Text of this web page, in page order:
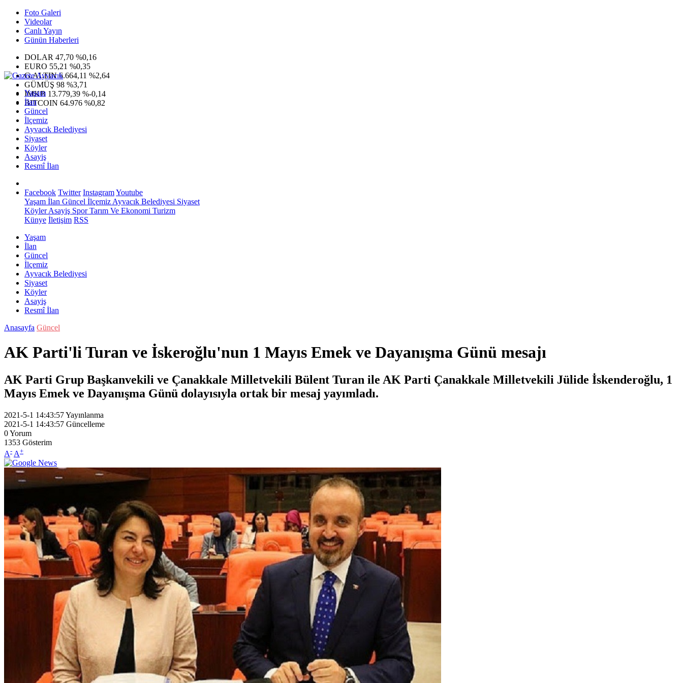
Foto Galeri
Videolar
Canlı Yayın
Günün Haberleri
DOLAR 47,70 %0,16
EURO 55,21 %0,35
G.ALTIN6.664,11 %2,64
GÜMÜŞ 98 %3,71
IMKB 13.779,39 %-0,14
BITCOIN 64.976 %0,82
Yaşam
İlan
Güncel
İlçemiz
Ayvacık Belediyesi
Siyaset
Köyler
Asayiş
Resmî İlan
Facebook Twitter InstagramYoutube
Yaşam İlan Güncel İlçemiz Ayvacık Belediyesi Siyaset
KöylerAsayiş SporTarım Ve Ekonomi Turizm
Künye İletişim RSS
Yaşam
İlan
Güncel
İlçemiz
Ayvacık Belediyesi
Siyaset
Köyler
Asayiş
Resmî İlan
Anasayfa Güncel
AK Parti'li Turan ve İskeroğlu'nun 1 Mayıs Emek ve Dayanışma Günü mesajı
AK Parti Grup Başkanvekili ve Çanakkale Milletvekili Bülent Turan ile AK Parti Çanakkale Milletvekili Jülide İskenderoğlu, 1
Mayıs Emek ve Dayanışma Günü dolayısıyla ortak bir mesaj yayımladı.
2021-5-1 14:43:57Yayınlanma
2021-5-1 14:43:57 Güncelleme
0Yorum
1353 Gösterim
A- A+